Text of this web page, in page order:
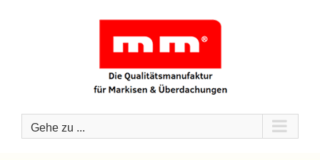
Gehe zu ...